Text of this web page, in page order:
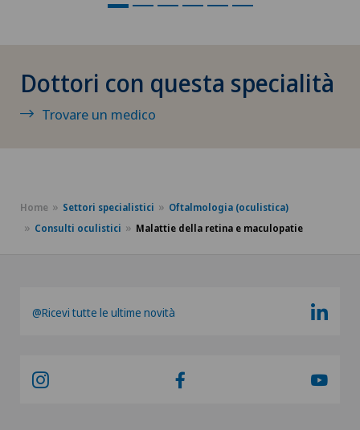
Formazione medico-terapeutica (MTT)
Ginecologia oncologica
Dottori con questa specialità
Trovare un medico
Home Settori specialistici
Oftalmologia (oculistica)
Consulti oculistici
Malattie della retina e maculopatie
@Ricevi tutte le ultime novità